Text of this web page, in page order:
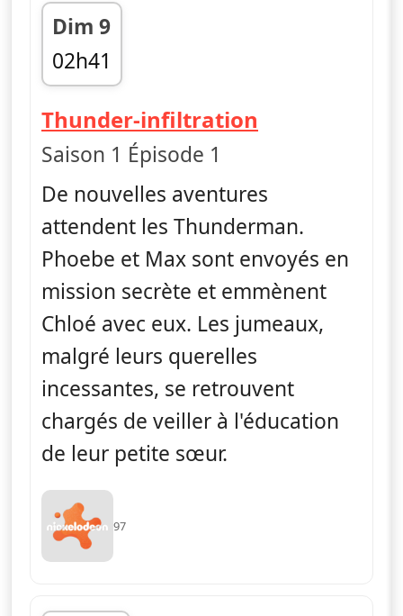
Dim 9
02h41
fin 03h06
Thunder-infiltration
Saison 1 Épisode 1
De nouvelles aventures
attendent les Thunderman.
Phoebe et Max sont envoyés en
mission secrète et emmènent
Chloé avec eux. Les jumeaux,
malgré leurs querelles
incessantes, se retrouvent
chargés de veiller à l'éducation
de leur petite sœur.
97